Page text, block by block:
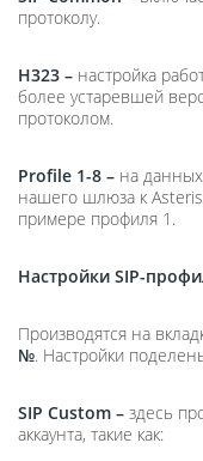
протоколу.
H323 – настройка
более устаревшей
протоколом.
Profile 1-8 – на
нашего шлюза к
примере профиля 1.
Настройки SIP-
Производятся на
№. Настройки
SIP Custom – здесь
аккаунта, такие как: